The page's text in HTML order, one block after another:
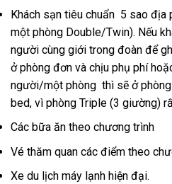
Khách sạn tiêu chuẩn 5 sao địa
một phòng Double/Twin). Nếu
người cùng giới trong đoàn để
ở phòng đơn và chịu phụ phí
người/một phòng thì sẽ ở
bed, vì phòng Triple (3 giường)
Các bữa ăn theo chương trình
Vé thăm quan các điểm theo
Xe du lịch máy lạnh hiện đại.